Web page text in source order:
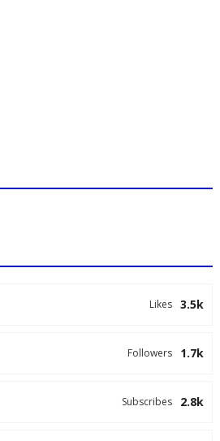
3.5k
Likes
1.7k
Followers
2.8k
Subscribes